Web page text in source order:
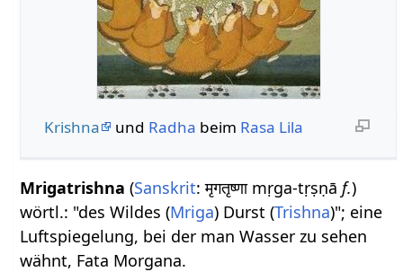
Krishna und Radha beim Rasa Lila
Mrigatrishna (Sanskrit: मृगतृष्णा mṛga-tṛṣṇāf.)
wörtl.: "des Wildes (Mriga) Durst (Trishna)"; eine
Luftspiegelung, bei der man Wasser zu sehen
wähnt, Fata Morgana.